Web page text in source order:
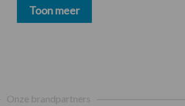
Toon meer
Onze brandpartners